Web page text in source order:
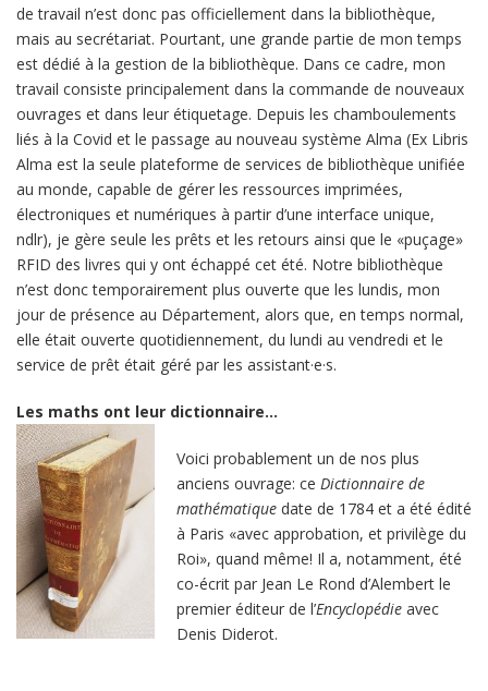
de travail n’est donc pas officiellement dans la bibliothèque,
mais au secrétariat. Pourtant, une grande partie de mon temps
est dédié à la gestion de la bibliothèque. Dans ce cadre, mon
travail consiste principalement dans la commande de nouveaux
ouvrages et dans leur étiquetage. Depuis les chamboulements
liés à la Covid et le passage au nouveau système Alma (Ex Libris
Alma est la seule plateforme de services de bibliothèque unifiée
au monde, capable de gérer les ressources imprimées,
électroniques et numériques à partir d’une interface unique,
ndlr), je gère seule les prêts et les retours ainsi que le «puçage»
RFID des livres qui y ont échappé cet été. Notre bibliothèque
n’est donc temporairement plus ouverte que les lundis, mon
jour de présence au Département, alors que, en temps normal,
elle était ouverte quotidiennement, du lundi au vendredi et le
service de prêt était géré par les assistant·e·s.
Les maths ont leur dictionnaire…
Voici probablement un de nos plus
anciens ouvrage: ce Dictionnaire de
mathématique date de 1784 et a été édité
à Paris «avec approbation, et privilège du
Roi», quand même! Il a, notamment, été
co-écrit par Jean Le Rond d’Alembert le
premier éditeur de l’Encyclopédie avec
Denis Diderot.